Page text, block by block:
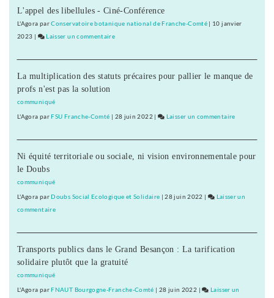
à
Besançon
contre
projet
Peillon
L'appel des libellules - Ciné-Conférence
L'Agora parConservatoire botanique national de Franche-Comté| 10 janvier
2023 | Laisser un commentaire
manifestants
à
le
Peillon
La multiplication des statuts précaires pour pallier le manque de
profs n'est pas la solution
communiqué
L'Agora parFSU Franche-Comté | 28 juin 2022 | Laisser un commentaire
manifestants
à
Ni équité territoriale ou sociale, ni vision environnementale pour
le Doubs
communiqué
L'Agora parDoubs Social Ecologique et Solidaire |28 juin 2022 |
Laisser un
commentaireon
manifestants
à
Besançon
le
Transports publics dans le Grand Besançon : La tarification
solidaire plutôt que la gratuité
communiqué
L'Agora parFNAUT Bourgogne-Franche-Comté | 28 juin 2022 |
Laisser un